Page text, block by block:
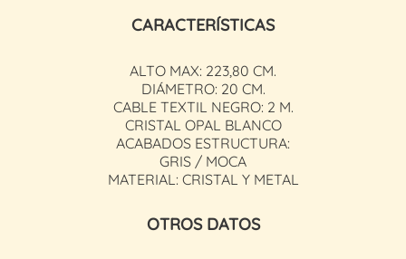
CARACTERÍSTICAS
ALTO MAX: 223,80 CM.
DIÁMETRO: 20 CM.
CABLE TEXTIL NEGRO: 2 M.
CRISTAL OPAL BLANCO
ACABADOS ESTRUCTURA:
GRIS / MOCA
MATERIAL: CRISTAL Y METAL
OTROS DATOS